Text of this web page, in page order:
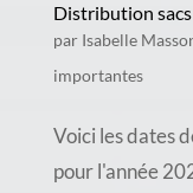
Distribution
par Isabelle
importantes
Voici les dates
pour l'année